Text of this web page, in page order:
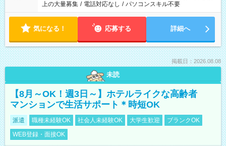
上の大量募集 / 電話対応なし / パソコンスキル不要
気になる！ 応募する 詳細へ
掲載日：2026.08.08
未読
【8月～OK！週3日～】ホテルライクな高齢者
マンションで生活サポート＊時短OK
派遣 職種未経験OK 社会人未経験OK 大学生歓迎
ブランクOK
WEB登録・面接OK